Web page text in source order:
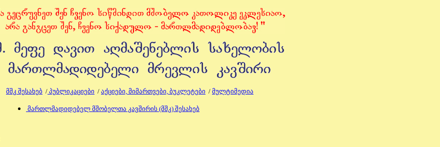
მშკ შესახებ / პუბლიკაციები / აქციები, მიმართვები, ბუკლეტები / მულტიმედია
მართლმადიდებელ მშობელთა კავშირის (მშკ) შესახებ